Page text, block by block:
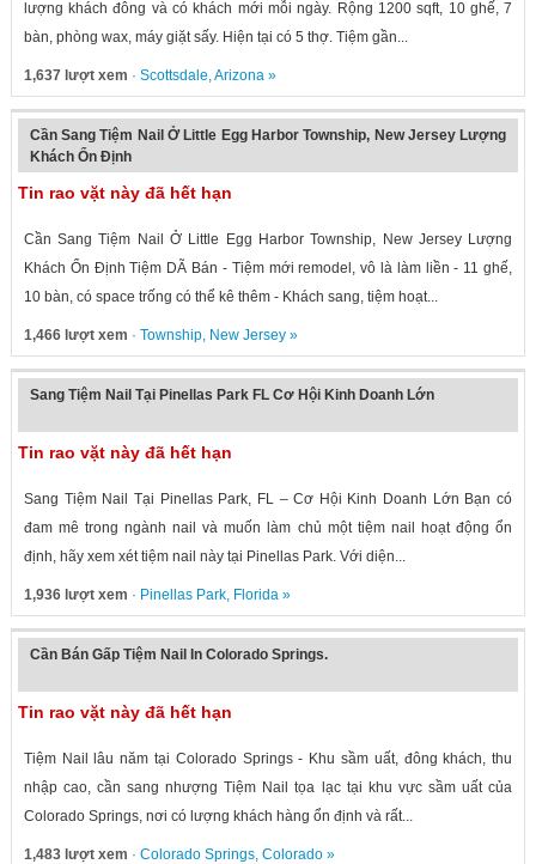
lượng khách đông và có khách mới mỗi ngày. Rộng 1200 sqft, 10 ghế, 7
bàn, phòng wax, máy giặt sấy. Hiện tại có 5 thợ. Tiệm gần...
1,637 lượt xem · Scottsdale,Arizona»
Cần Sang Tiệm Nail Ở Little Egg Harbor Township, New Jersey Lượng
Khách Ổn Định
Tin rao vặt này đã hết hạn
Cần Sang Tiệm Nail Ở Little Egg Harbor Township, New Jersey Lượng
Khách Ổn Định Tiệm DÃ Bán - Tiệm mới remodel, vô là làm liền - 11 ghế,
10 bàn, có space trống có thể kê thêm - Khách sang, tiệm hoạt...
1,466 lượt xem · Township, New Jersey»
Sang Tiệm Nail Tại Pinellas Park FL Cơ Hội Kinh Doanh Lớn
Tin rao vặt này đã hết hạn
Sang Tiệm Nail Tại Pinellas Park, FL – Cơ Hội Kinh Doanh Lớn Bạn có
đam mê trong ngành nail và muốn làm chủ một tiệm nail hoạt động ổn
định, hãy xem xét tiệm nail này tại Pinellas Park. Với diện...
1,936 lượt xem · Pinellas Park, Florida»
Cần Bán Gấp Tiệm Nail In Colorado Springs.
Tin rao vặt này đã hết hạn
Tiệm Nail lâu năm tại Colorado Springs - Khu sầm uất, đông khách, thu
nhập cao, cần sang nhượng Tiệm Nail tọa lạc tại khu vực sầm uất của
Colorado Springs, nơi có lượng khách hàng ổn định và rất...
1,483 lượt xem · Colorado Springs, Colorado»